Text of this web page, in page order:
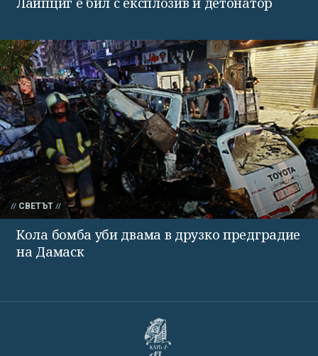
СВЕТЪТ
Кола бомба уби двама в друзко предградие
на Дамаск